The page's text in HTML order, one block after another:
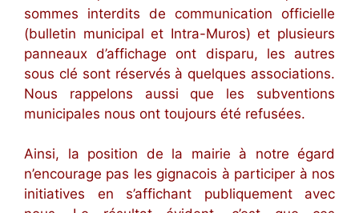
sommes interdits de communication officielle
(bulletin municipal et Intra-Muros) et plusieurs
panneaux d’affichage ont disparu, les autres
sous clé sont réservés à quelques associations.
Nous rappelons aussi que les subventions
municipales nous ont toujours été refusées.
Ainsi, la position de la mairie à notre égard
n’encourage pas les gignacois à participer à nos
initiatives en s’affichant publiquement avec